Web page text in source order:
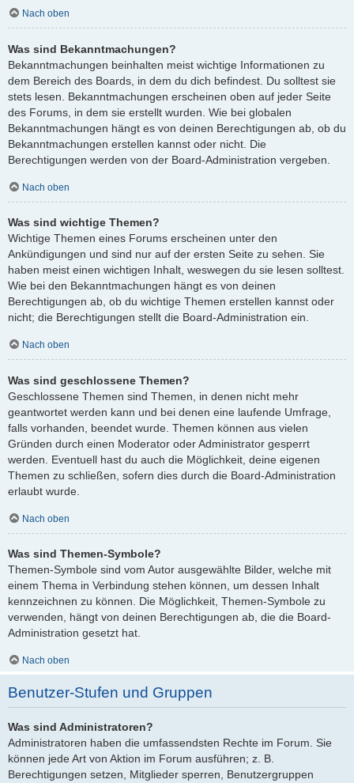
Nach oben
Was sind Bekanntmachungen?
Bekanntmachungen beinhalten meist wichtige Informationen zu
dem Bereich des Boards, in dem du dich befindest. Du solltest sie
stets lesen. Bekanntmachungen erscheinen oben auf jeder Seite
des Forums, in dem sie erstellt wurden. Wie bei globalen
Bekanntmachungen hängt es von deinen Berechtigungen ab, ob du
Bekanntmachungen erstellen kannst oder nicht. Die
Berechtigungen werden von der Board-Administration vergeben.
Nach oben
Was sind wichtige Themen?
Wichtige Themen eines Forums erscheinen unter den
Ankündigungen und sind nur auf der ersten Seite zu sehen. Sie
haben meist einen wichtigen Inhalt, weswegen du sie lesen solltest.
Wie bei den Bekanntmachungen hängt es von deinen
Berechtigungen ab, ob du wichtige Themen erstellen kannst oder
nicht; die Berechtigungen stellt die Board-Administration ein.
Nach oben
Was sind geschlossene Themen?
Geschlossene Themen sind Themen, in denen nicht mehr
geantwortet werden kann und bei denen eine laufende Umfrage,
falls vorhanden, beendet wurde. Themen können aus vielen
Gründen durch einen Moderator oder Administrator gesperrt
werden. Eventuell hast du auch die Möglichkeit, deine eigenen
Themen zu schließen, sofern dies durch die Board-Administration
erlaubt wurde.
Nach oben
Was sind Themen-Symbole?
Themen-Symbole sind vom Autor ausgewählte Bilder, welche mit
einem Thema in Verbindung stehen können, um dessen Inhalt
kennzeichnen zu können. Die Möglichkeit, Themen-Symbole zu
verwenden, hängt von deinen Berechtigungen ab, die die Board-
Administration gesetzt hat.
Nach oben
Benutzer-Stufen und Gruppen
Was sind Administratoren?
Administratoren haben die umfassendsten Rechte im Forum. Sie
können jede Art von Aktion im Forum ausführen; z. B.
Berechtigungen setzen, Mitglieder sperren, Benutzergruppen